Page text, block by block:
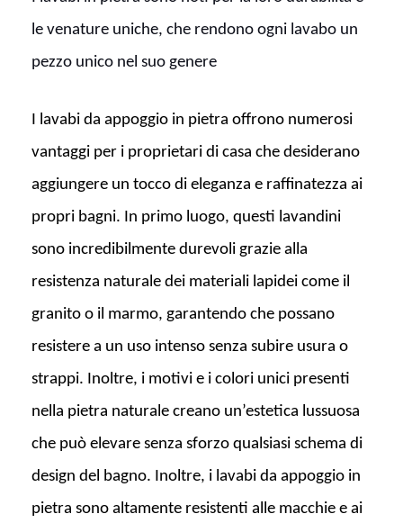
le venature uniche, che rendono ogni lavabo un
pezzo unico nel suo genere
I lavabi da appoggio in pietra offrono numerosi
vantaggi per i proprietari di casa che desiderano
aggiungere un tocco di eleganza e raffinatezza ai
propri bagni. In primo luogo, questi lavandini
sono incredibilmente durevoli grazie alla
resistenza naturale dei materiali lapidei come il
granito o il marmo, garantendo che possano
resistere a un uso intenso senza subire usura o
strappi. Inoltre, i motivi e i colori unici presenti
nella pietra naturale creano un’estetica lussuosa
che può elevare senza sforzo qualsiasi schema di
design del bagno. Inoltre, i lavabi da appoggio in
pietra sono altamente resistenti alle macchie e ai